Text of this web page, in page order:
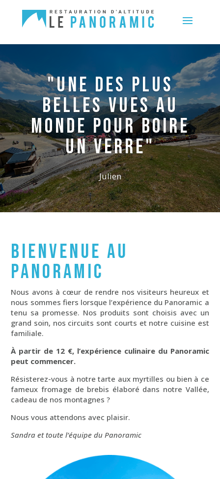
"UNE DES PLUS
BELLES VUES AU
MONDE POUR BOIRE
UN VERRE"
Julien
BIENVENUE AU
PANORAMIC
Nous avons à cœur de rendre nos visiteurs heureux et
nous sommes fiers lorsque l’expérience du Panoramic a
tenu sa promesse. Nos produits sont choisis avec un
grand soin, nos circuits sont courts et notre cuisine est
familiale.
À partir de 12 €, l’expérience culinaire du Panoramic
peut commencer.
Résisterez-vous à notre tarte aux myrtilles ou bien à ce
fameux fromage de brebis élaboré dans notre Vallée,
cadeau de nos montagnes ?
Nous vous attendons avec plaisir.
Sandra et toute l’équipe du Panoramic